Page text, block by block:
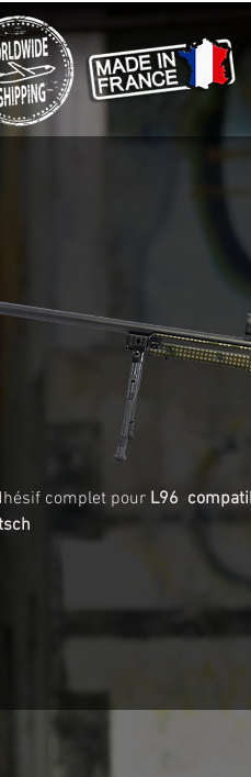
complet pour L96